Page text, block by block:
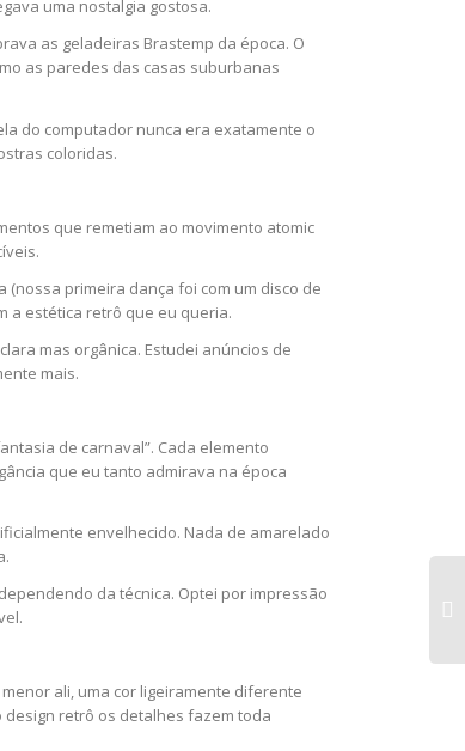
uma nostalgia gostosa.
as geladeiras Brastemp da época. O
as paredes das casas suburbanas
do computador nunca era exatamente o
coloridas.
que remetiam ao movimento atomic
primeira dança foi com um disco de
a estética retrô que eu queria.
mas orgânica. Estudei anúncios de
mais.
de carnaval”. Cada elemento
que eu tanto admirava na época
envelhecido. Nada de amarelado
da técnica. Optei por impressão
ali, uma cor ligeiramente diferente
retrô os detalhes fazem toda